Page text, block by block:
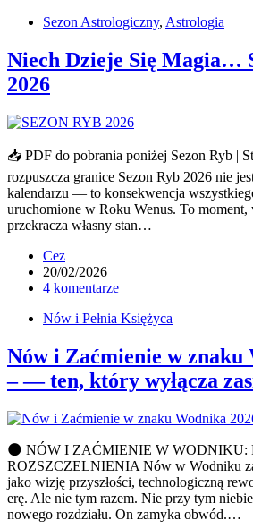
Sezon Astrologiczny, Astrologia
Niech Dzieje Się Magia…
2026
📥 PDF do pobrania poniżej Sezon Ryb |
rozpuszcza granice Sezon Ryb 2026 nie
kalendarzu — to konsekwencja
uruchomione w Roku Wenus. To
przekracza własny stan…
Cez
20/02/2026
4 komentarze
Nów i Pełnia Księżyca
Nów i Zaćmienie w znaku
– — ten, który wyłącza
🌑 NÓW I ZAĆMIENIE W WODNIKU:
ROZSZCZELNIENIA Nów w Wodniku
jako wizję przyszłości, technologiczną
erę. Ale nie tym razem. Nie przy tym
nowego rozdziału. On zamyka obwód.…